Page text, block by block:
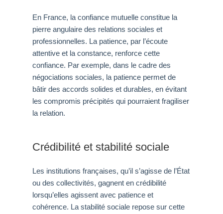
En France, la confiance mutuelle constitue la
pierre angulaire des relations sociales et
professionnelles. La patience, par l’écoute
attentive et la constance, renforce cette
confiance. Par exemple, dans le cadre des
négociations sociales, la patience permet de
bâtir des accords solides et durables, en évitant
les compromis précipités qui pourraient fragiliser
la relation.
Crédibilité et stabilité sociale
Les institutions françaises, qu’il s’agisse de l’État
ou des collectivités, gagnent en crédibilité
lorsqu’elles agissent avec patience et
cohérence. La stabilité sociale repose sur cette